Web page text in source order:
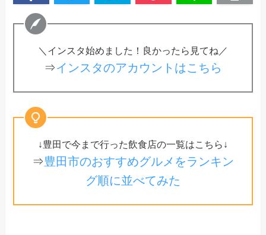
＼インスタ始めました！良かったら見てね／
⇒インスタのアカウントはこちら
↓豊田で今まで行った飲食店の一覧はこちら↓
⇒豊田市のおすすめグルメをランキン
グ順に並べてみた